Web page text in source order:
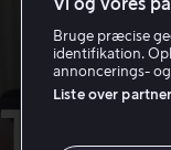
The
Vi og vores
Bruge præcise
identifikation.
annoncerings-
Liste over